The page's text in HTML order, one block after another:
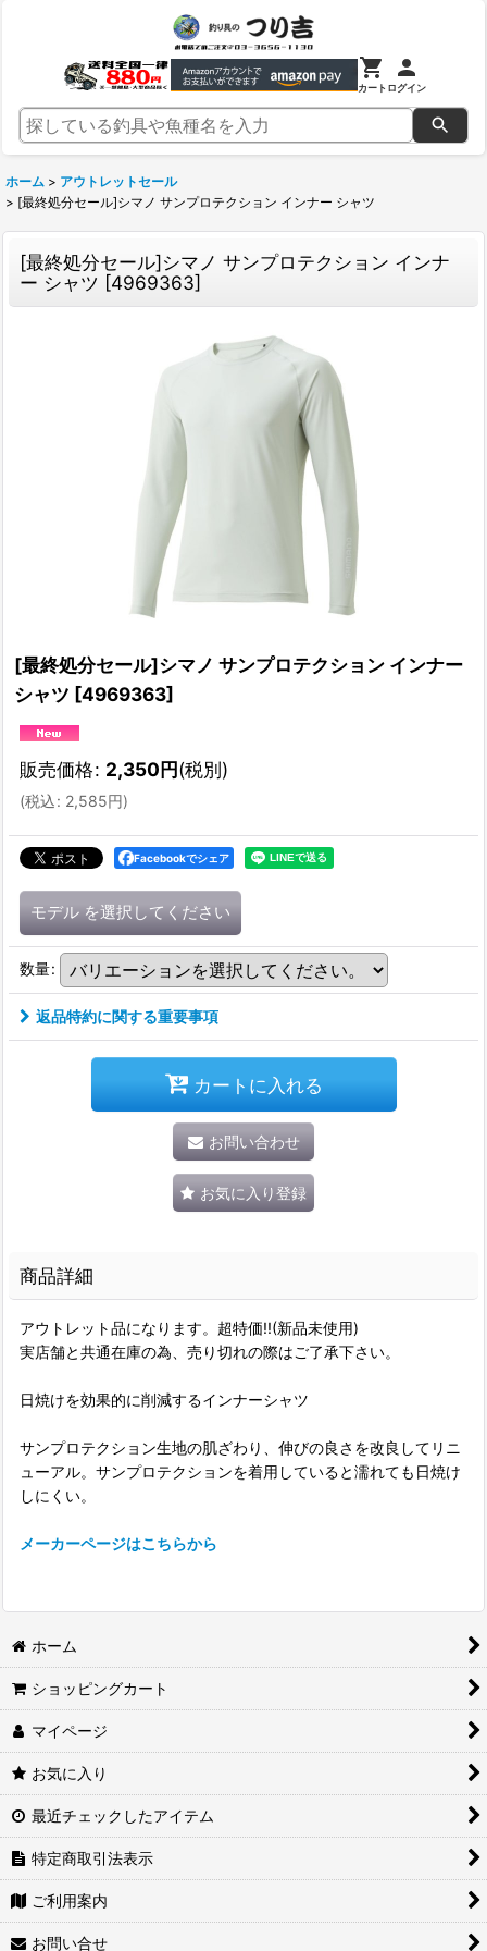
カートログイン
ホーム > アウトレットセール
> [最終処分セール]シマノ サンプロテクション インナー シャツ
[最終処分セール]シマノ サンプロテクション インナ
ー シャツ [4969363]
[最終処分セール]シマノ サンプロテクション インナー
シャツ [4969363]
販売価格: 2,350円(税別)
(税込: 2,585円)
Facebookでシェア
モデル を選択してください
数量:
返品特約に関する重要事項
カートに入れる
お問い合わせ
お気に入り登録
商品詳細
アウトレット品になります。超特価!!(新品未使用)
実店舗と共通在庫の為、売り切れの際はご了承下さい。
日焼けを効果的に削減するインナーシャツ
サンプロテクション生地の肌ざわり、伸びの良さを改良してリニ
ューアル。サンプロテクションを着用していると濡れても日焼け
しにくい。
メーカーページはこちらから
ホーム
ショッピングカート
マイページ
お気に入り
最近チェックしたアイテム
特定商取引法表示
ご利用案内
お問い合せ